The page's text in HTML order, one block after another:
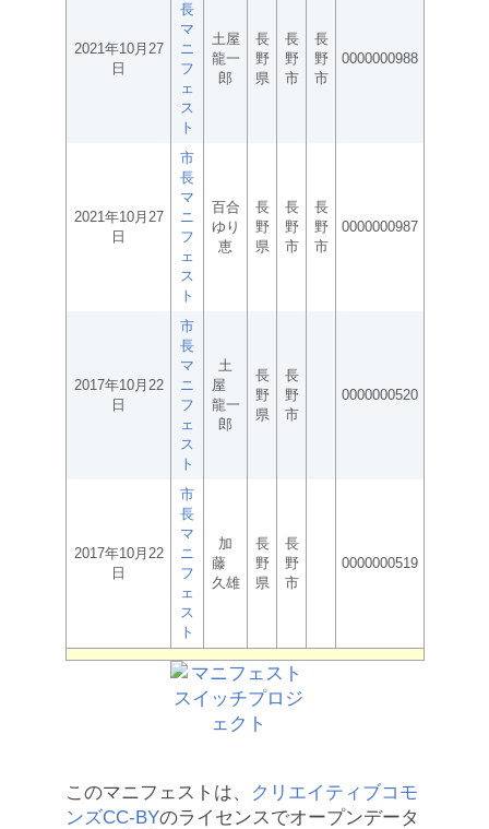
2021年10月27
日
長
マ
ニ
フ
ェ
ス
ト
土屋
龍一
郎
長
野
県
長
野
市
長
野
市
0000000988
2021年10月27
日
市
長
マ
ニ
フ
ェ
ス
ト
百合
ゆり
恵
長
野
県
長
野
市
長
野
市
0000000987
2017年10月22
日
市
長
マ
ニ
フ
ェ
ス
ト
土
屋
龍一
郎
長
野
県
長
野
市
0000000520
2017年10月22
日
市
長
マ
ニ
フ
ェ
ス
ト
加
藤
久雄
長
野
県
長
野
市
0000000519
このマニフェストは、
クリエイティブコモ
ンズCC-BYのライセンスでオープンデータ